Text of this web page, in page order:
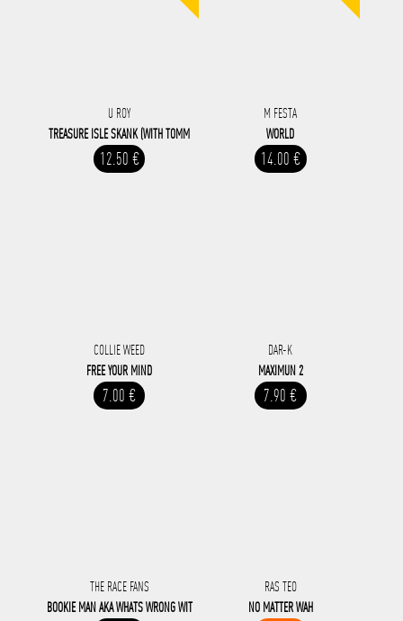
U ROY
TREASURE ISLE SKANK (WITH TOMM
12.50 €
M FESTA
WORLD
14.00 €
COLLIE WEED
FREE YOUR MIND
7.00 €
DAR-K
MAXIMUN 2
7.90 €
THE RACE FANS
BOOKIE MAN AKA WHATS WRONG WIT
RAS TEO
NO MATTER WAH